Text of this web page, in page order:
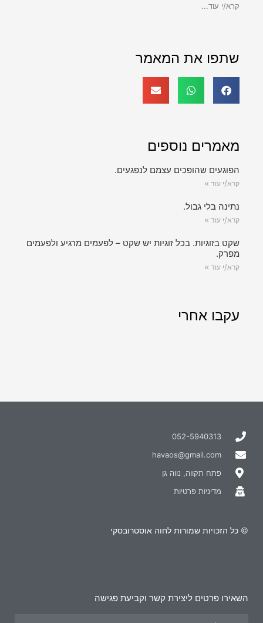
קרא/י עוד...
שתפו את המאמר
מאמרים נוספים
הפוגעים שהופכים עצמם לנפגעים.
קרא/י עוד »
נתינה בלי גבול.
קרא/י עוד »
שקט בזוגיות. בכל זוגיות יש שקט – לפעמים מרגיע ולפעמים
מפרק.
קרא/י עוד »
עקבו אחרי
052-5940313
havaos@gmail.com
פתח תקווה, נווה גן
מדיניות פרטיות
© כל הזכויות שמורות לחוה אוסטרובסקי
השאירו פרטים ליצירת קשר וקביעת פגישה